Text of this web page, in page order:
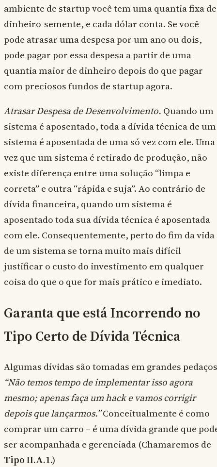
ambiente de startup você tem uma quantia fixa de
dinheiro-semente, e cada dólar conta. Se você
pode atrasar uma despesa por um ano ou dois,
pode pagar por essa despesa a partir de uma
quantia maior de dinheiro depois do que pagar
com preciosos fundos de startup agora.
Atrasar Despesa de Desenvolvimento. Quando um
sistema é aposentado, toda a dívida técnica de um
sistema é aposentada de uma só vez com ele. Uma
vez que um sistema é retirado de produção, não
existe diferença entre uma solução “limpa e
correta” e outra “rápida e suja”. Ao contrário de
dívida financeira, quando um sistema é
aposentado toda sua dívida técnica é aposentada
com ele. Consequentemente, perto do fim da vida
de um sistema se torna muito mais difícil
justificar o custo do investimento em qualquer
coisa do que o que for mais prático e imediato.
Garanta que está Incorrendo no
Tipo Certo de Dívida Técnica
Algumas dívidas são tomadas em grandes
“Não temos tempo de implementar isso agora
mesmo; apenas faça um hack e vamos corrigir
depois que lançarmos.”Conceitualmente é como
comprar um carro – é uma dívida grande que
ser acompanhada e gerenciada (Chamaremos de
Tipo II.A.1.)